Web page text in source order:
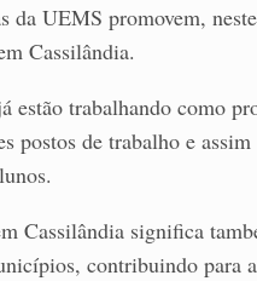
da UEMS promovem,
Cassilândia.
estão trabalhando como
postos de trabalho e
Cassilândia significa
contribuindo para